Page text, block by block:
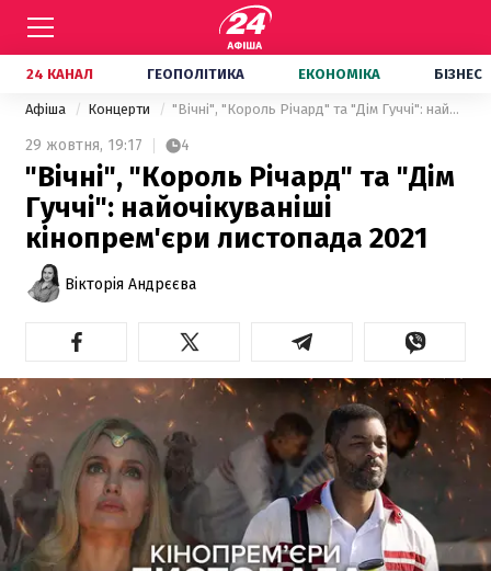
24 КАНАЛ ГЕОПОЛІТИКА ЕКОНОМІКА БІЗНЕС
Афіша Концерти "Вічні", "Король Річард" та "Дім Гуччі": найочікуваніші кінопрем'єри листопада 2021
29 жовтня, 19:17 4
"Вічні", "Король Річард" та "Дім
Гуччі": найочікуваніші
кінопрем'єри листопада 2021
Вікторія Андрєєва